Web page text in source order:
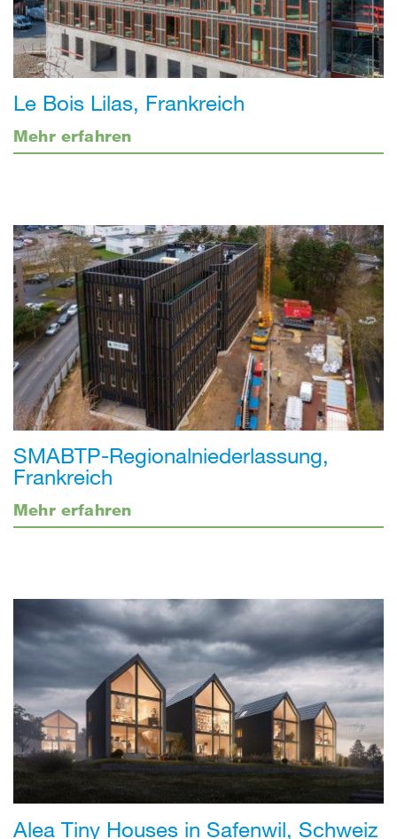
Le Bois Lilas, Frankreich
Mehr erfahren
SMABTP-Regionalniederlassung,
Frankreich
Mehr erfahren
Alea Tiny Houses in Safenwil, Schweiz